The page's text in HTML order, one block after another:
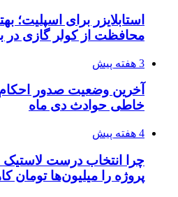
استابلایزر برای اسپلیت؛
محافظت از کولر گازی در
3 هفته پیش
آخرین وضعیت صدور
خاطی حوادث دی ماه
4 هفته پیش
چرا انتخاب درست لاستیک
پروژه را میلیون‌ها تومان